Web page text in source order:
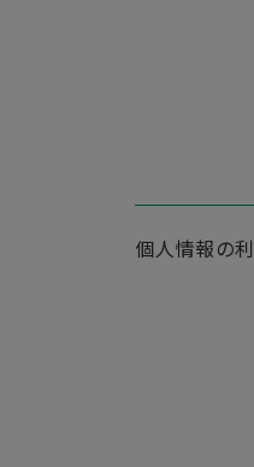
個人情報の